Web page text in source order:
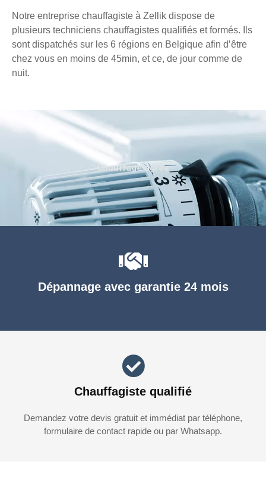
Notre entreprise chauffagiste à Zellik dispose de
plusieurs techniciens chauffagistes qualifiés et formés. Ils
sont dispatchés sur les 6 régions en Belgique afin d’être
chez vous en moins de 45min, et ce, de jour comme de
nuit.
Dépannage avec garantie 24 mois
Chauffagiste qualifié
Demandez votre devis gratuit et immédiat par téléphone,
formulaire de contact rapide ou par Whatsapp.
Chauffage agréé